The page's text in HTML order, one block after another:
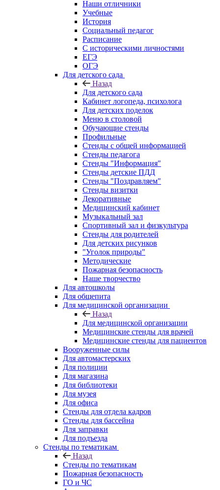
Наши отличники
Учебные
История
Социальный педагог
Расписание
С историческими личностями
ЕГЭ
ОГЭ
Для детского сада
Назад
Для детского сада
Кабинет логопеда, психолога
Для детских поделок
Меню в столовой
Обучающие стенды
Профильные
Стенды с общей информацией
Стенды педагога
Стенды "Информация"
Стенды детские ПДД
Стенды "Поздравляем"
Стенды визитки
Декоративные
Медицинский кабинет
Музыкальный зал
Спортивный зал и физкультура
Стенды для родителей
Для детских рисунков
"Уголок природы"
Методические
Пожарная безопасность
Наше творчество
Для автошколы
Для общепита
Для медицинской организации
Назад
Для медицинской организации
Медицинские стенды для врачей
Медицинские стенды для пациентов
Вооруженные силы
Для автомастерских
Для полиции
Для магазина
Для библиотеки
Для музея
Для офиса
Стенды для отдела кадров
Стенды для бассейна
Для заправки
Для подъезда
Стенды по тематикам
Назад
Стенды по тематикам
Пожарная безопасность
ГО и ЧС